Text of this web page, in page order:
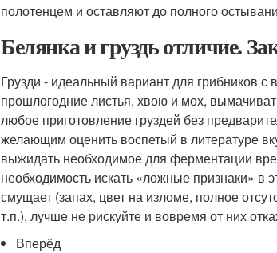
полотенцем и оставляют до полного
Белянка и груздь отличие.
Грузди - идеальный вариант для грибников
прошлогодние листья, хвою и мох,
любое приготовление груздей без
желающим оценить воспетый в литературе
выжидать необходимое для ферментации
необходимость искать «ложные признаки» в
смущает (запах, цвет на изломе, полное
т.п.), лучше не рискуйте и вовремя от них
Вперёд